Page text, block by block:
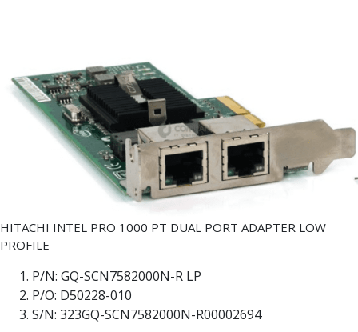
HITACHI INTEL PRO 1000 PT DUAL PORT ADAPTER LOW
PROFILE
P/N: GQ-SCN7582000N-R LP
P/O: D50228-010
S/N: 323GQ-SCN7582000N-R00002694